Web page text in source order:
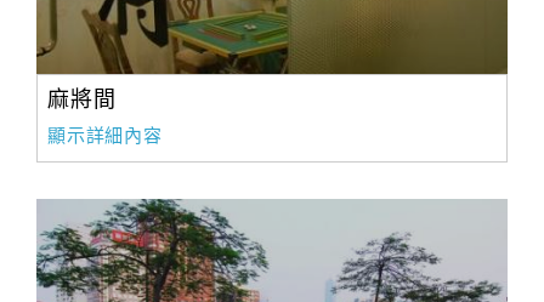
合
提
案
飯
店
合
麻將間
顯示詳細內容